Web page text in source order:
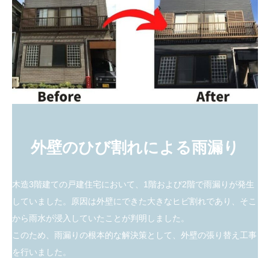
外壁のひび割れによる雨漏り
木造3階建ての戸建住宅において、1階および2階で雨漏りが発生
していました。原因は外壁にできた大きなヒビ割れであり、そこ
から雨水が浸入していたことが判明しました。
このため、雨漏りの根本的な解決策として、外壁の張り替え工事
を行いました。